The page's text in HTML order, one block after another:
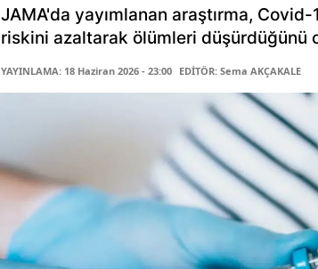
JAMA'da yayımlanan araştırma, Covid-
riskini azaltarak ölümleri düşürdüğünü
YAYINLAMA: 18 Haziran 2026 - 23:00 EDİTÖR: Sema AKÇAKALE